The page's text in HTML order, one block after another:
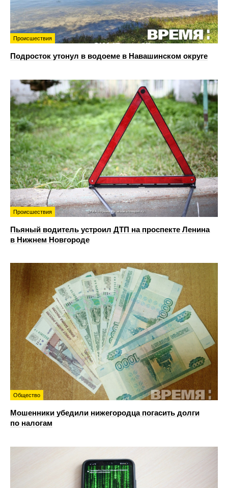
Происшествия
Подросток утонул в водоеме в Навашинском округе
Происшествия
Пьяный водитель устроил ДТП на проспекте Ленина
в Нижнем Новгороде
Общество
Мошенники убедили нижегородца погасить долги
по налогам